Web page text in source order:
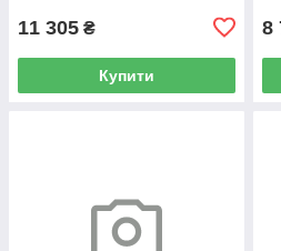
11 305 ₴
Купити
8